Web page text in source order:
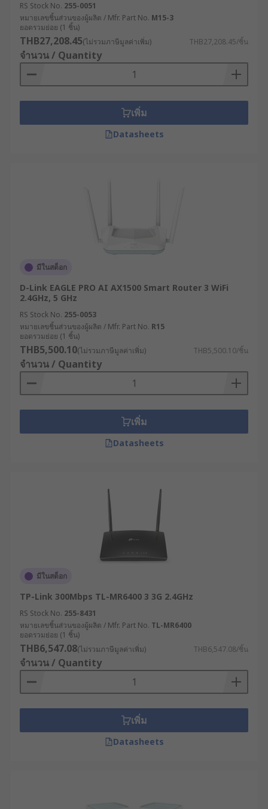
สำหรับเราเตอร์เกรดอุตสาหกรรม ระบบการทำงานได้
รับการพัฒนาให้มีความซับซ้อนมากขึ้น โดยรองรับ
เทคโนโลยีการเชื่อมต่อที่หลากหลาย เช่น
การเชื่อมต่อแบบ Dual WAN สำหรับความเสถียร
ในการเชื่อมต่อ
ระบบ Failover ที่สามารถสลับไปใช้ช่องทางการ
เชื่อมต่อสำรองได้โดยอัตโนมัติเมื่อเส้นทางหลักมี
ประโยชน์ของเราเตอร์
อินเทอร์เน็ตที่ผู้ประกอบการ
ควรรู้
การลงทุนในโมเด็ม WiFi คุณภาพสูงสำหรับ
อุตสาหกรรม นำมาซึ่งประโยชน์มากมายที่ส่งผล
โดยตรงต่อประสิทธิภาพการดำเนินงานและความ
สามารถในการแข่งขันของธุรกิจ เช่น
เพิ่มเสถียรภาพการเชื่อมต่อ : ลดการหยุดชะงัก
โดยเฉพาะในกระบวนการผลิตต่อเนื่องหากการ
ขาดการเชื่อมต่อแม้เพียงไม่กี่นาทีอาจส่งผลให้
เกิดความเสียหายมหาศาล
อุตสาหกรรม ซึ่งมีแนวโน้มเพิ่มสูงขึ้นอย่างต่อ
เนื่อง ช่วยปกป้องทรัพย์สินทางปัญญาและข้อมูล
รองรับการขยายตัวของระบบ IoT : เชื่อมต่อกับ
อุปกรณ์และเซ็นเซอร์จำนวนมากในโรงงาน
อัจฉริยะ (Smart Factory) เพื่อเก็บข้อมูลและ
ลดค่าใช้จ่ายในระยะยาว : แม้จะมีต้นทุนเริ่มต้นที่
สูงกว่า แต่ด้วยความทนทานและประสิทธิภาพที่
เหนือกว่า จึงช่วยลดค่าใช้จ่ายในการบำรุงรักษา
และการเปลี่ยนอุปกรณ์ในระยะยาว
สนับสนุนระบบควบคุมระยะไกล : เปิดโอกาสให้
วิศวกรและผู้เชี่ยวชาญสามารถเข้าถึงและ
ควบคุมระบบจากระยะไกลได้อย่างปลอดภัย ลด
ความจำเป็นในการเดินทางและเพิ่มความรวดเร็ว
รองรับเทคโนโลยีอนาคต : พร้อมสำหรับการอัป
RS Stock No. 255-0051
หมายเลขชิ้นส่วนของผู้ผลิต / Mfr. Part No. M15-3
ยอดรวมย่อย (1 ชิ้น)
THB27,208.45(ไม่รวมภาษีมูลค่าเพิ่ม) THB27,208.45/ชิ้น
จำนวน / Quantity
เพิ่ม
Datasheets
มีในสต็อก
D-Link EAGLE PRO AI AX1500 Smart Router 3 WiFi
2.4GHz, 5 GHz
RS Stock No. 255-0053
หมายเลขชิ้นส่วนของผู้ผลิต / Mfr. Part No. R15
ยอดรวมย่อย (1 ชิ้น)
THB5,500.10(ไม่รวมภาษีมูลค่าเพิ่ม) THB5,500.10/ชิ้น
จำนวน / Quantity
เพิ่ม
Datasheets
มีในสต็อก
TP-Link 300Mbps TL-MR6400 3 3G 2.4GHz
RS Stock No. 255-8431
หมายเลขชิ้นส่วนของผู้ผลิต / Mfr. Part No. TL-MR6400
ยอดรวมย่อย (1 ชิ้น)
THB6,547.08(ไม่รวมภาษีมูลค่าเพิ่ม) THB6,547.08/ชิ้น
จำนวน / Quantity
เพิ่ม
Datasheets